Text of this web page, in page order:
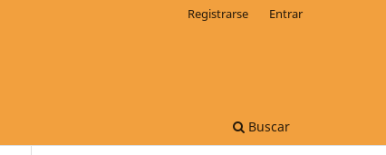
Buscar
Registrarse Entrar